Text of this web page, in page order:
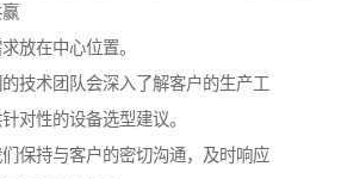
放在中心位置。
技术团队会深入了解客户的生产工
对性的设备选型建议。
保持与客户的密切沟通，及时响应